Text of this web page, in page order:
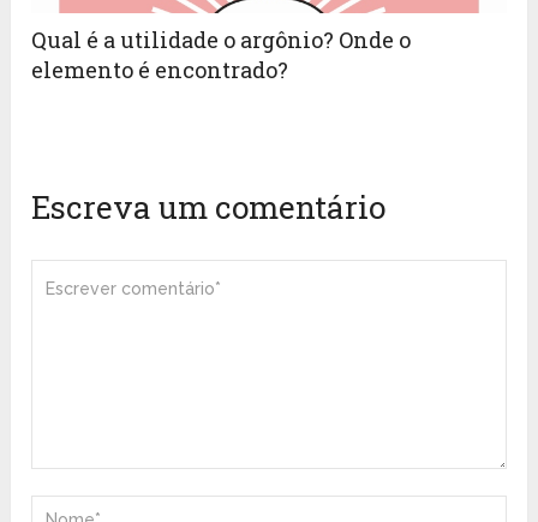
Qual é a utilidade o argônio? Onde o
elemento é encontrado?
Escreva um comentário